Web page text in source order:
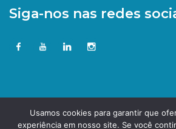
Siga-nos nas redes
Usamos cookies para garantir que
experiência em nosso site. Se você